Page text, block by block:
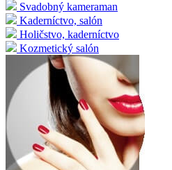
Svadobný kameraman
Kaderníctvo, salón
Holičstvo, kaderníctvo
Kozmetický salón